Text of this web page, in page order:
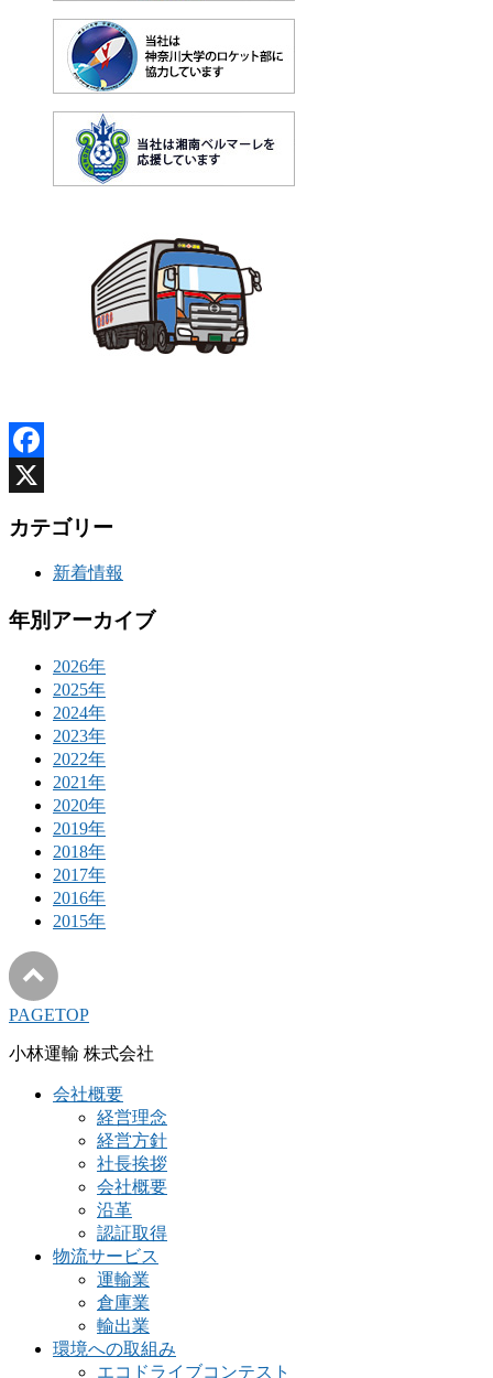
Facebook
カテゴリー
新着情報
年別アーカイブ
2026年
2025年
2024年
2023年
2022年
2021年
2020年
2019年
2018年
2017年
2016年
2015年
PAGETOP
小林運輸 株式会社
会社概要
経営理念
経営方針
社長挨拶
会社概要
沿革
認証取得
物流サービス
運輸業
倉庫業
輸出業
環境への取組み
エコドライブコンテスト